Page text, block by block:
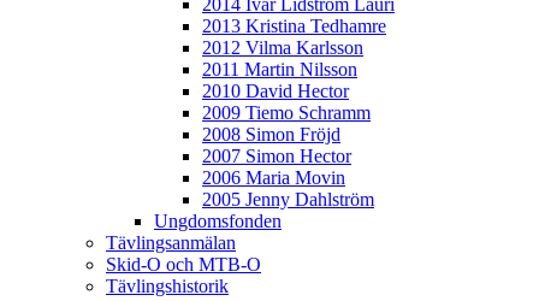
2013 Kristina Tedhamre
2012 Vilma Karlsson
2011 Martin Nilsson
2010 David Hector
2009 Tiemo Schramm
2008 Simon Fröjd
2007 Simon Hector
2006 Maria Movin
2005 Jenny Dahlström
Ungdomsfonden
Tävlingsanmälan
Skid-O och MTB-O
Tävlingshistorik